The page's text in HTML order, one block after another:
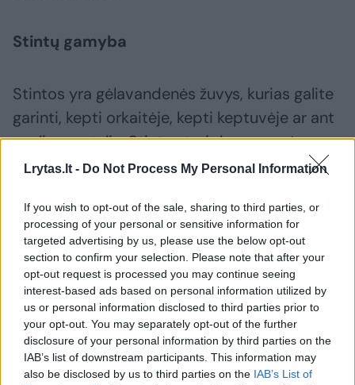
Lrytas.lt - Do Not Process My Personal Information
If you wish to opt-out of the sale, sharing to third parties, or
processing of your personal or sensitive information for
targeted advertising by us, please use the below opt-out
section to confirm your selection. Please note that after your
opt-out request is processed you may continue seeing
interest-based ads based on personal information utilized by
us or personal information disclosed to third parties prior to
your opt-out. You may separately opt-out of the further
disclosure of your personal information by third parties on the
IAB’s list of downstream participants. This information may
also be disclosed by us to third parties on the IAB’s List of
Stintų gamyba
Stintos yra gėlavandenės žuvys, kurias galite
garinti, kepti orkaitėje, kepti keptuvėje ar ant
anglies grotelių. Stintos turi deramą mėsos
kiekį mažai žuviai, todėl tai pakankamai sotus
Džiovintų stintų skonis – taip pat tirpstantis
burnoje, vis dėlto jos gana retesnis maistas
ant žmonių stalo. Stintos yra mažos, o visas
mažas žuvis, tikrai reikėtų valgyti visas: tai
yra, skanauti kartu su galva, žarnomis, ikrais,
uodega.